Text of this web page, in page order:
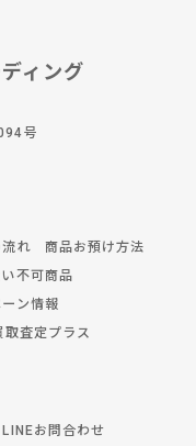
ィング
号
流れ
商品お預け方法
不可商品
ン情報
取査定プラス
LINEお問合わせ